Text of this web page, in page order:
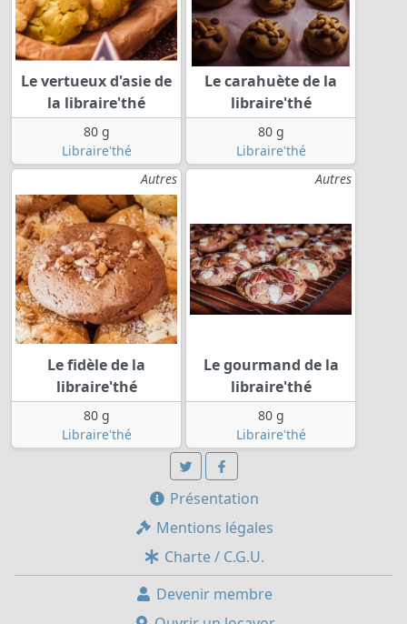
Le vertueux d'asie de
la libraire'thé
80 g
Libraire'thé
Le carahuète de la
libraire'thé
80 g
Libraire'thé
Autres
Le fidèle de la
libraire'thé
80 g
Libraire'thé
Autres
Le gourmand de la
libraire'thé
80 g
Libraire'thé
Présentation
Mentions légales
Charte / C.G.U.
Devenir membre